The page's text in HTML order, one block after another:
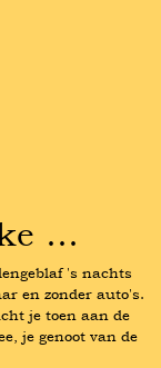
…
's nachts
en zonder auto's.
je toen aan de
je genoot van de